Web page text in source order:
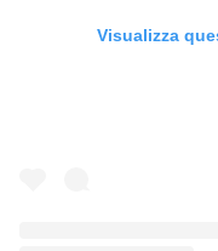
Visualizza